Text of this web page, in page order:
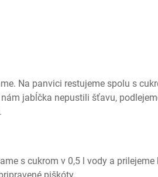
Na panvici restujeme spolu s
jabĺčka nepustili šťavu,
s cukrom v 0,5 l vody a prilejeme